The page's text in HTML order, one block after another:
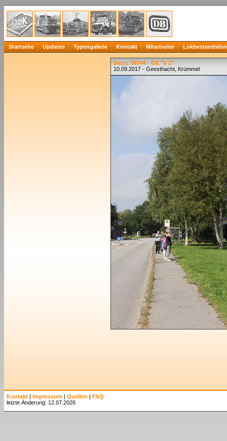
Startseite Updates Typengalerie Kontakt Mitarbeiter
Deutz 56744 - GE "V 2"
10.09.2017 - Geesthacht, Krümmel
Kontakt | Impressum | Quellen | FAQ
letzte Änderung: 12.07.2026